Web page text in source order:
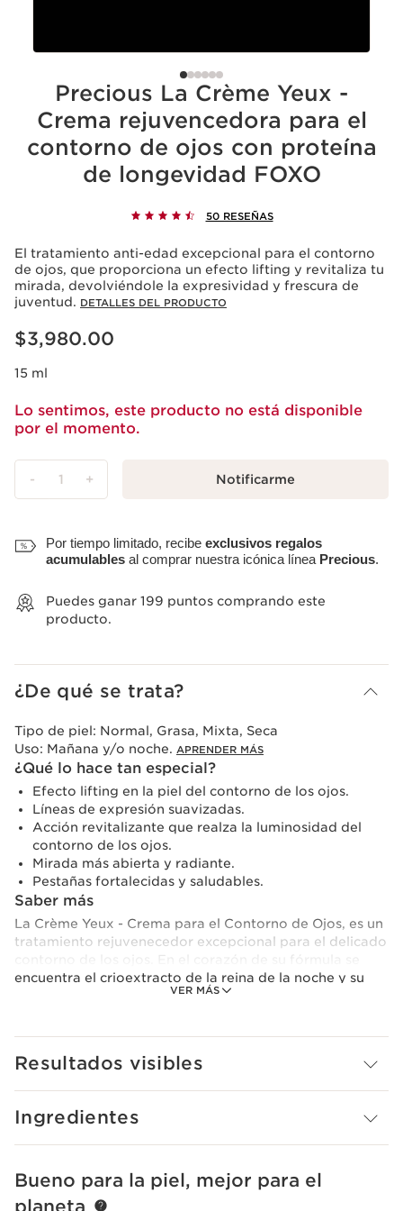
Precious La Crème Yeux -
Crema rejuvencedora para el
contorno de ojos con proteína
de longevidad FOXO
50 RESEÑAS
El tratamiento anti-edad excepcional para el contorno
de ojos, que proporciona un efecto lifting y revitaliza tu
mirada, devolviéndole la expresividad y frescura de
juventud. DETALLES DEL PRODUCTO
Precio actual $3,980.00
$3,980.00
15 ml
Lo sentimos, este producto no está disponible
por el momento.
- 1 + Notificarme
Por tiempo limitado, recibe exclusivos regalos
acumulables al comprar nuestra icónica línea Precious.
Puedes ganar 199 puntos comprando este
producto.
¿De qué se trata?
VER MÁS
Tipo de piel: Normal, Grasa, Mixta, Seca
Uso: Mañana y/o noche. APRENDER MÁS
¿Qué lo hace tan especial?
Efecto lifting en la piel del contorno de los ojos.
Líneas de expresión suavizadas.
Acción revitalizante que realza la luminosidad del
contorno de los ojos.
Mirada más abierta y radiante.
Pestañas fortalecidas y saludables.
Saber más
La Crème Yeux - Crema para el Contorno de Ojos, es un
tratamiento rejuvenecedor excepcional para el delicado
contorno de los ojos. En el corazón de su fórmula se
encuentra el crioextracto de la reina de la noche y su
increíble capacidad para reactivar la longevidad de la
proporcionan un efecto tensor, el extracto de semillas
propiedades hidratantes, la escina del castaño de Indias
Día tras día, la piel del contorno de los ojos luce más
fuerte, firme y redensificada. La mirada se abre,
Resultados visibles
Ingredientes
IR AL CONTENIDO
Bueno para la piel, mejor para el